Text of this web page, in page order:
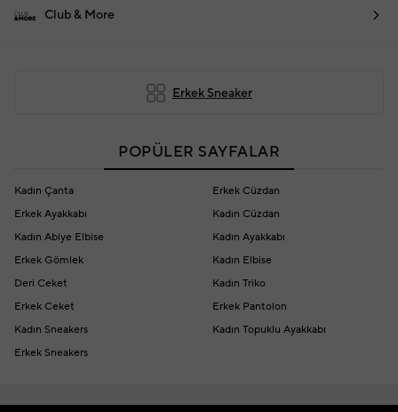
Club & More
Erkek Sneaker
POPÜLER SAYFALAR
Kadın Çanta
Erkek Cüzdan
Erkek Ayakkabı
Kadın Cüzdan
Kadın Abiye Elbise
Kadın Ayakkabı
Erkek Gömlek
Kadın Elbise
Deri Ceket
Kadın Triko
Erkek Ceket
Erkek Pantolon
Kadın Sneakers
Kadın Topuklu Ayakkabı
Erkek Sneakers